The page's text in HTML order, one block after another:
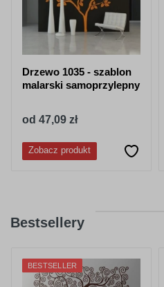
Drzewo 1035 - szablon
malarski samoprzylepny
od 47,09 zł
Zobacz produkt
Bestsellery
BESTSELLER